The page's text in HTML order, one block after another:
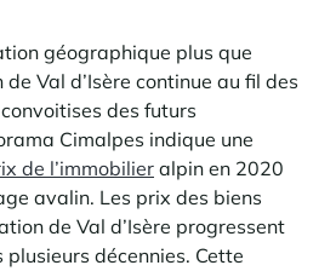
géographique plus que
Val d’Isère continue au fil des
des futurs
Cimalpes indique une
de l’immobilieralpin en 2020
avalin. Les prix des biens
de Val d’Isère progressent
décennies. Cette